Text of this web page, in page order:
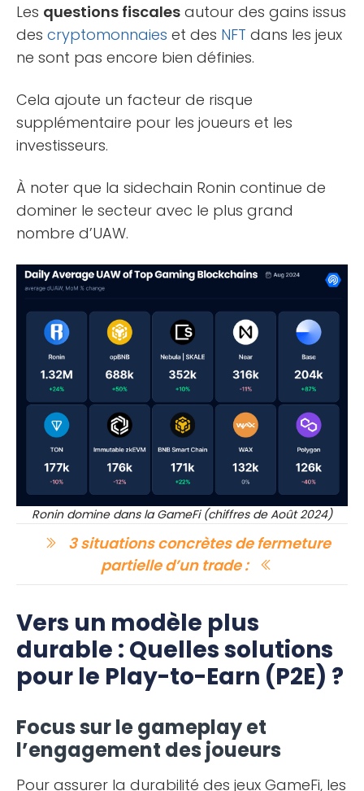
Les questions fiscales autour des gains issus
des cryptomonnaies et des NFT dans les jeux
ne sont pas encore bien définies.
Cela ajoute un facteur de risque
supplémentaire pour les joueurs et les
investisseurs.
À noter que la sidechain Ronin continue de
dominer le secteur avec le plus grand
nombre d’UAW.
Ronin domine dans la GameFi (chiffres de Août 2024)
3 situations concrètes de fermeture
partielle d’un trade :
Vers un modèle plus
durable : Quelles solutions
pour le Play-to-Earn (P2E) ?
Focus sur le gameplay et
l’engagement des joueurs
Pour assurer la durabilité des jeux GameFi, les